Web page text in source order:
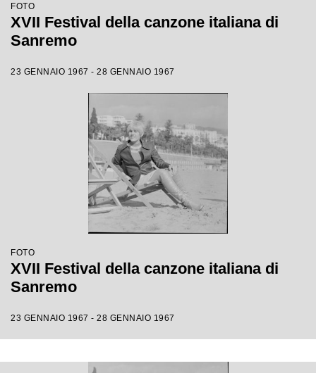
FOTO
XVII Festival della canzone italiana di
Sanremo
23 GENNAIO 1967 - 28 GENNAIO 1967
FOTO
XVII Festival della canzone italiana di
Sanremo
23 GENNAIO 1967 - 28 GENNAIO 1967